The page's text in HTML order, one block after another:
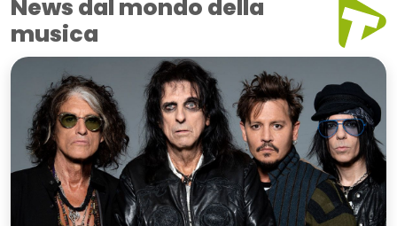
News dal mondo della
musica